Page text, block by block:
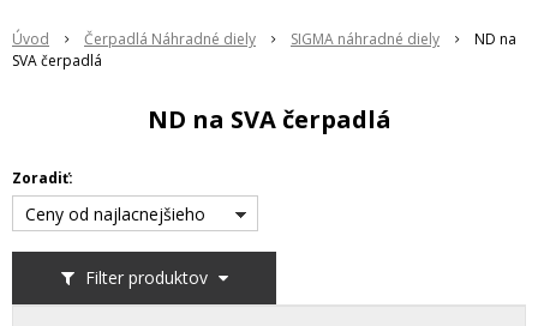
Úvod Čerpadlá Náhradné diely SIGMA náhradné diely
ND na
SVA čerpadlá
ND na SVA čerpadlá
Filter produktov
Zoradiť:
Ceny od najlacnejšieho